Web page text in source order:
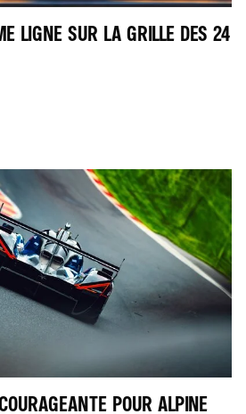
LIGNE SUR LA GRILLE DES 24
POUR ALPINE